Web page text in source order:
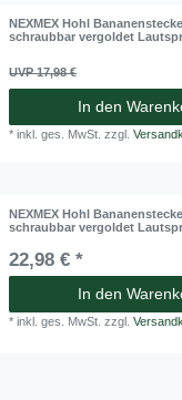
NEXMEX Hohl
schraubbar vergoldet
UVP 17,98 €
In den
*inkl. ges. MwSt. zzgl.
NEXMEX Hohl
schraubbar vergoldet
22,98 € *
In den
*inkl. ges. MwSt. zzgl.